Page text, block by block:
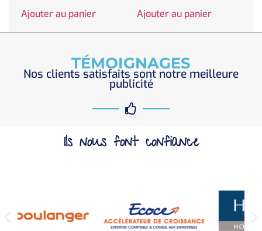
Ajouter au panier Ajouter au panier
TÉMOIGNAGES
Nos clients satisfaits sont notre meilleure
publicité
Ils nous font confiance